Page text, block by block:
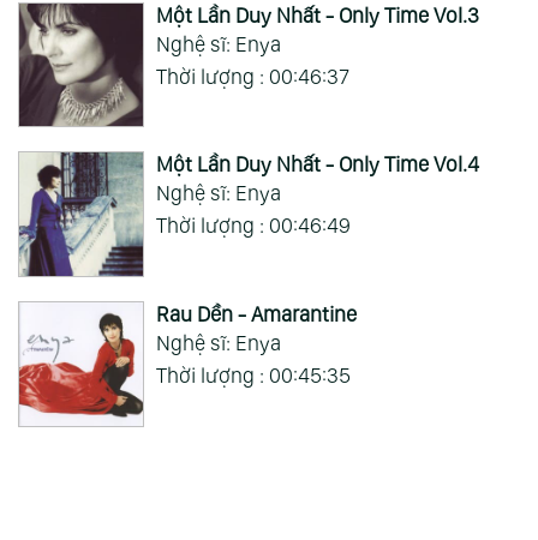
Một Lần Duy Nhất - Only Time Vol.3
Nghệ sĩ: Enya
Thời lượng : 00:46:37
Một Lần Duy Nhất - Only Time Vol.4
Nghệ sĩ: Enya
Thời lượng : 00:46:49
Rau Dền - Amarantine
Nghệ sĩ: Enya
Thời lượng : 00:45:35